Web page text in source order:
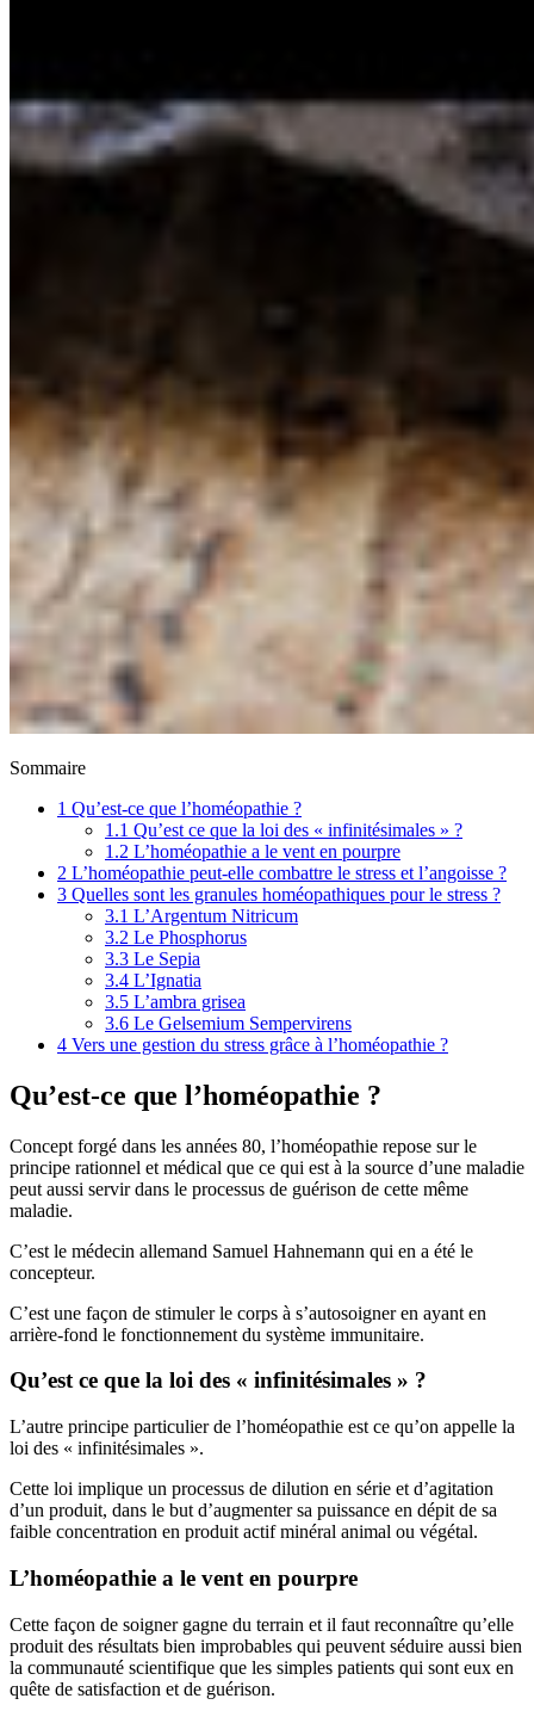
Sommaire
1 Qu’est-ce que l’homéopathie ?
1.1 Qu’est ce que la loi des « infinitésimales » ?
1.2 L’homéopathie a le vent en pourpre
2 L’homéopathie peut-elle combattre le stress et l’angoisse ?
3 Quelles sont les granules homéopathiques pour le stress ?
3.1 L’Argentum Nitricum
3.2 Le Phosphorus
3.3 Le Sepia
3.4 L’Ignatia
3.5 L’ambra grisea
3.6 Le Gelsemium Sempervirens
4 Vers une gestion du stress grâce à l’homéopathie ?
Qu’est-ce que l’homéopathie ?
Concept forgé dans les années 80, l’homéopathie repose sur le
principe rationnel et médical que ce qui est à la source d’une maladie
peut aussi servir dans le processus de guérison de cette même
maladie.
C’est le médecin allemand Samuel Hahnemann qui en a été le
concepteur.
C’est une façon de stimuler le corps à s’autosoigner en ayant en
arrière-fond le fonctionnement du système immunitaire.
Qu’est ce que la loi des « infinitésimales » ?
L’autre principe particulier de l’homéopathie est ce qu’on appelle la
loi des « infinitésimales ».
Cette loi implique un processus de dilution en série et d’agitation
d’un produit, dans le but d’augmenter sa puissance en dépit de sa
faible concentration en produit actif minéral animal ou végétal.
L’homéopathie a le vent en pourpre
Cette façon de soigner gagne du terrain et il faut reconnaître qu’elle
produit des résultats bien improbables qui peuvent séduire aussi bien
la communauté scientifique que les simples patients qui sont eux en
quête de satisfaction et de guérison.